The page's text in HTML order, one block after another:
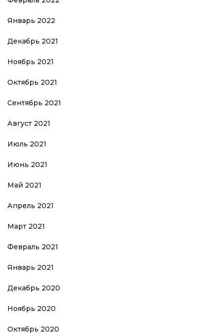
Январь 2022
Декабрь 2021
Ноябрь 2021
Октябрь 2021
Сентябрь 2021
Август 2021
Июль 2021
Июнь 2021
Май 2021
Апрель 2021
Март 2021
Февраль 2021
Январь 2021
Декабрь 2020
Ноябрь 2020
Октябрь 2020